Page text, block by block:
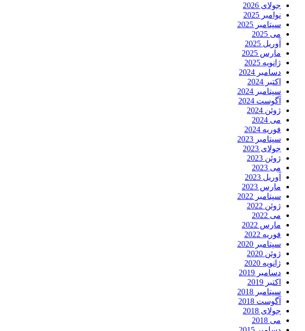
جولای 2026
نوامبر 2025
سپتامبر 2025
می 2025
آوریل 2025
مارس 2025
ژانویه 2025
دسامبر 2024
اکتبر 2024
سپتامبر 2024
آگوست 2024
ژوئن 2024
می 2024
فوریه 2024
سپتامبر 2023
جولای 2023
ژوئن 2023
می 2023
آوریل 2023
مارس 2023
سپتامبر 2022
ژوئن 2022
می 2022
مارس 2022
فوریه 2022
سپتامبر 2020
ژوئن 2020
ژانویه 2020
دسامبر 2019
اکتبر 2019
سپتامبر 2018
آگوست 2018
جولای 2018
می 2018